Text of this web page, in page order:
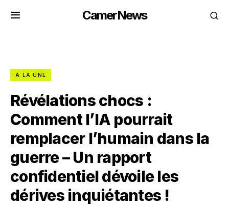
CamerNews
A LA UNE
Révélations chocs :
Comment l’IA pourrait
remplacer l’humain dans la
guerre – Un rapport
confidentiel dévoile les
dérives inquiétantes !